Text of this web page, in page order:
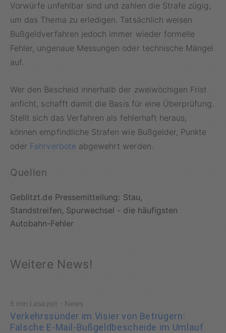
Vorwürfe unfehlbar sind und zahlen die Strafe zügig,
um das Thema zu erledigen. Tatsächlich weisen
Bußgeldverfahren jedoch immer wieder formelle
Fehler, ungenaue Messungen oder technische Mängel
auf.
Wer den Bescheid innerhalb der zweiwöchigen Frist
anficht, schafft damit die Basis für eine Überprüfung.
Stellt sich das Verfahren als fehlerhaft heraus,
können empfindliche Strafen wie Bußgelder, Punkte
oder Fahrverbote abgewehrt werden.
Quellen
Geblitzt.de Pressemitteilung: Stau,
Standstreifen, Spurwechsel - die häufigsten
Autobahn-Fehler
Weitere News!
5 min Lesezeit · News
Verkehrssünder im Visier von Betrügern:
Falsche E-Mail-Bußgeldbescheide im Umlauf